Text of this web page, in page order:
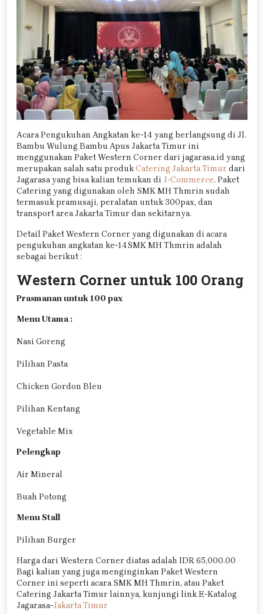
Acara Pengukuhan Angkatan ke-14 yang berlangsung di Jl.
Bambu Wulung Bambu Apus Jakarta Timur ini
menggunakan Paket Western Corner dari jagarasa.id yang
merupakan salah satu produkCatering Jakarta Timur dari
Jagarasa yang bisa kalian temukan di J-Commerce. Paket
Catering yang digunakan oleh SMK MH Thmrin sudah
termasuk pramusaji, peralatan untuk 300pax, dan
transport area Jakarta Timur dan sekitarnya.
Detail Paket Western Corner yang digunakan di acara
pengukuhan angkatan ke-14SMK MH Thmrin adalah
sebagai berikut :
Western Corner untuk 100 Orang
Prasmanan untuk 100 pax
Menu Utama :
Nasi Goreng
Pilihan Pasta
Chicken Gordon Bleu
Pilihan Kentang
Vegetable Mix
Pelengkap
Air Mineral
Buah Potong
Menu Stall
Pilihan Burger
Harga dari Western Corner diatas adalah IDR 65,000.00
Bagi kalian yang juga menginginkan Paket Western
Corner ini seperti acara SMK MH Thmrin, atau Paket
Catering Jakarta Timur lainnya, kunjungi link E-Katalog
Jagarasa-Jakarta Timur